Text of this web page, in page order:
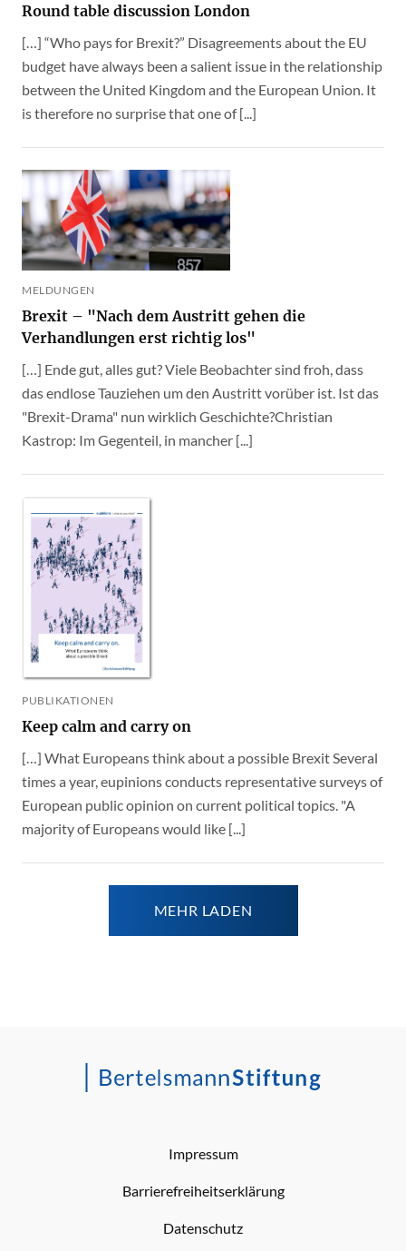
Round table discussion London
[…] “Who pays for Brexit?” Disagreements about the EU
budget have always been a salient issue in the relationship
between the United Kingdom and the European Union. It
is therefore no surprise that one of [...]
MELDUNGEN
Brexit – "Nach dem Austritt gehen die
Verhandlungen erst richtig los"
[…] Ende gut, alles gut? Viele Beobachter sind froh, dass
das endlose Tauziehen um den Austritt vorüber ist. Ist das
"Brexit-Drama" nun wirklich Geschichte?Christian
Kastrop: Im Gegenteil, in mancher [...]
PUBLIKATIONEN
Keep calm and carry on
[…] What Europeans think about a possible Brexit Several
times a year, eupinions conducts representative surveys of
European public opinion on current political topics. "A
majority of Europeans would like [...]
MEHR LADEN
Impressum
Barrierefreiheitserklärung
Datenschutz